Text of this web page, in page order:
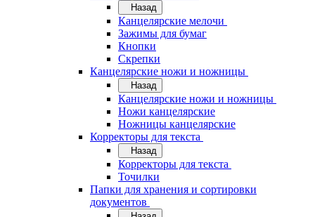
Назад
Канцелярские мелочи
Зажимы для бумаг
Кнопки
Скрепки
Канцелярские ножи и ножницы
Назад
Канцелярские ножи и ножницы
Ножи канцелярские
Ножницы канцелярские
Корректоры для текста
Назад
Корректоры для текста
Точилки
Папки для хранения и сортировки
документов